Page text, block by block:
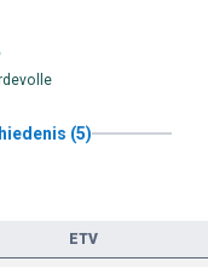
(5)
ETV